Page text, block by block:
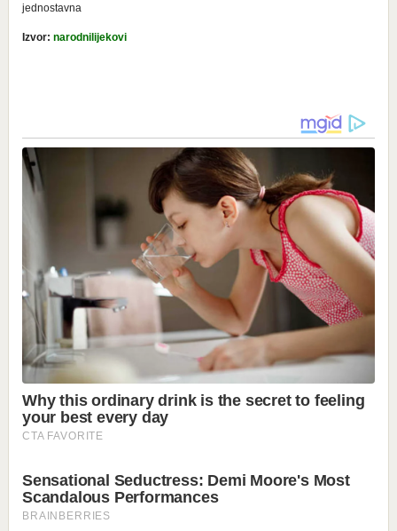
jednostavna
Izvor: narodnilijekovi